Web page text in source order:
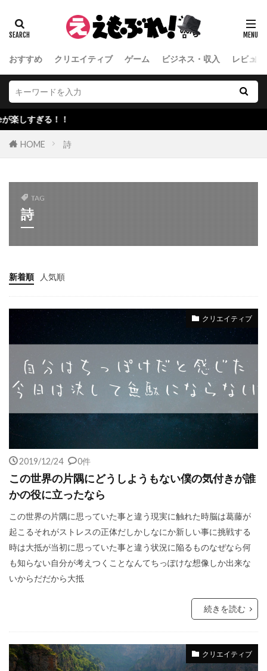
おすすめ クリエイティブ ゲーム ビジネス・収入 レビュー
！
HOME 詩
TAG
詩
新着順 人気順
クリエイティブ
2019/12/24 0件
この世界の片隅にどうしようもない僕の気付きが誰
かの役に立ったなら
この世界の片隅に思っていた事と違う現実に触れた時脳は葛藤が
起こるそれがストレスの正体だしかしなにか新しい事に挑戦する
時は大抵が当初に思っていた事と違う状況に陥るものなぜなら何
も知らない自分が考えつくことなんてちっぽけな想像しか出来な
いからだだから大抵
続きを読む
クリエイティブ